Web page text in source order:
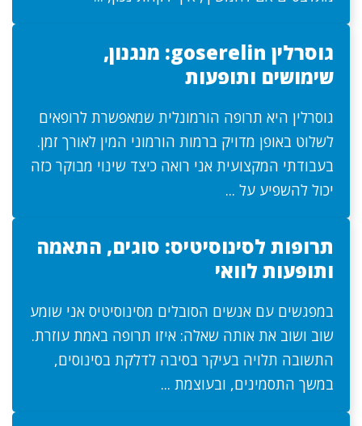
גוסרלין goserelin: מנגנון,
שימושים ותופעות
גוסרלין היא תרופה הורמונלית שמאפשרת לרופאים
לשלוט באופן מדויק ברמות הורמוני המין לאורך זמן.
בעבודתי המקצועית אני רואה כיצד שינוי מבוקר כזה
יכול להשפיע על ...
תרופות לסינוסיטיס: סוגים, התאמה
ותופעות לוואי
במפגשים עם אנשים הסובלים מסינוסיטיס אני שומע
שוב ושוב את אותה שאלה: איזו תרופה באמת עוזרת.
התשובה תלויה בעיקר בסיבה לדלקת בסינוסים,
במשך התסמינים, ובעוצמת ...